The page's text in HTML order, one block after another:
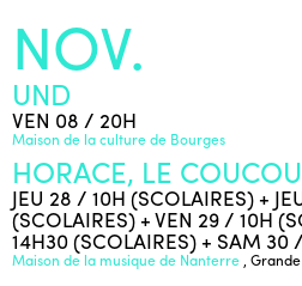
NOV.
UND
VEN 08 / 20H
Maison de la culture de Bourges
HORACE, LE COUCOU
JEU 28 / 10H (SCOLAIRES) +
(SCOLAIRES) + VEN 29 / 10H
14H30 (SCOLAIRES) + SAM 30 /
Maison de la musique de Nanterre ,